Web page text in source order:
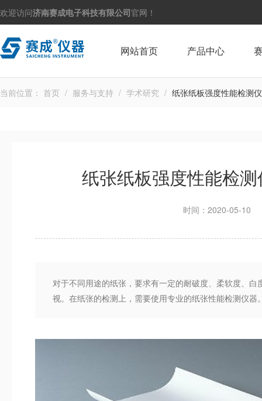
欢迎访问济南赛成电子科技有限公司官网！
网站首页 产品中心
当前位置： 首页 / 服务与支持 / 学术研究 / 纸张纸板强度性能检测
纸张纸板强度性能检
时间：2020-05-10
对于不同用途的纸张，要求有一定的耐破度、柔软度、
视。在纸张的检测上，需要使用专业的纸张性能检测仪器